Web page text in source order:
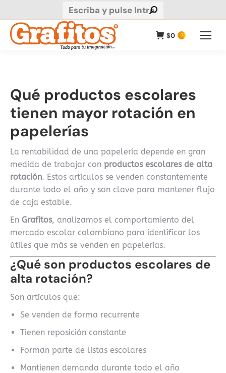
Buscar:
$0 0
Qué productos escolares
tienen mayor rotación en
papelerías
La rentabilidad de una papelería depende en gran
medida de trabajar con productos escolares de alta
rotación. Estos artículos se venden constantemente
durante todo el año y son clave para mantener flujo
de caja estable.
En Grafitos, analizamos el comportamiento del
mercado escolar colombiano para identificar los
útiles que más se venden en papelerías.
¿Qué son productos escolares de
alta rotación?
Son artículos que:
Se venden de forma recurrente
Tienen reposición constante
Forman parte de listas escolares
Mantienen demanda durante todo el año